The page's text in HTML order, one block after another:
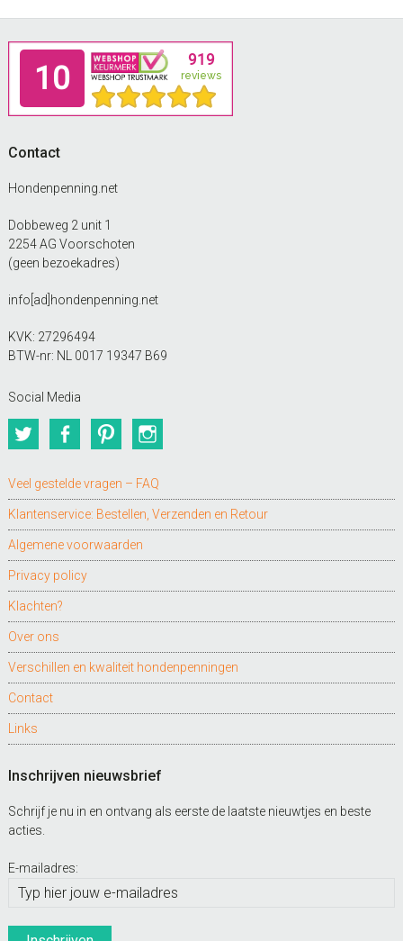
Footer
Contact
Hondenpenning.net
Dobbeweg 2 unit 1
2254 AG Voorschoten
(geen bezoekadres)
info[ad]hondenpenning.net
KVK: 27296494
BTW-nr: NL 0017 19347 B69
Social Media
TwitterFacebookPinterest
Veel gestelde vragen – FAQ
Klantenservice: Bestellen, Verzenden en Retour
Algemene voorwaarden
Privacy policy
Klachten?
Over ons
Verschillen en kwaliteit hondenpenningen
Contact
Links
Inschrijven nieuwsbrief
Schrijf je nu in en ontvang als eerste de laatste nieuwtjes en beste
acties.
E-mailadres: